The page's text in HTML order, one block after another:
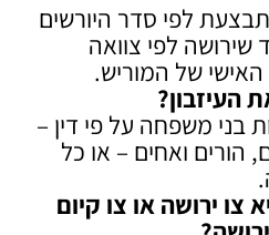
לפי סדר היורשים
שירושה לפי צוואה
של המוריש.
העיזבון?
בני משפחה על פי דין –
הורים ואחים – או כל
צו ירושה או צו קיום